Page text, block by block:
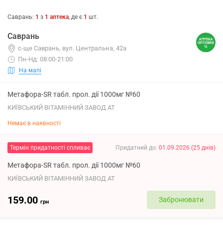
Саврань: 1 з 1 аптека, де є 1 шт.
Саврань
с-ще Саврань, вул. Центральна, 42а
Пн-Нд: 08:00-21:00
На мапі
Метафора-SR табл. прол. дії 1000мг №60
КИЇВСЬКИЙ ВІТАМІННИЙ ЗАВОД АТ
Немає в наявності
Термін придатності спливає Придатний до: 01.09.2026 (25 днів)
Метафора-SR табл. прол. дії 1000мг №60
КИЇВСЬКИЙ ВІТАМІННИЙ ЗАВОД АТ
159.00 грн Забронювати